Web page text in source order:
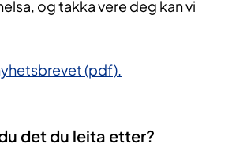
og takka vere deg kan vi
(pdf).
det du leita etter?